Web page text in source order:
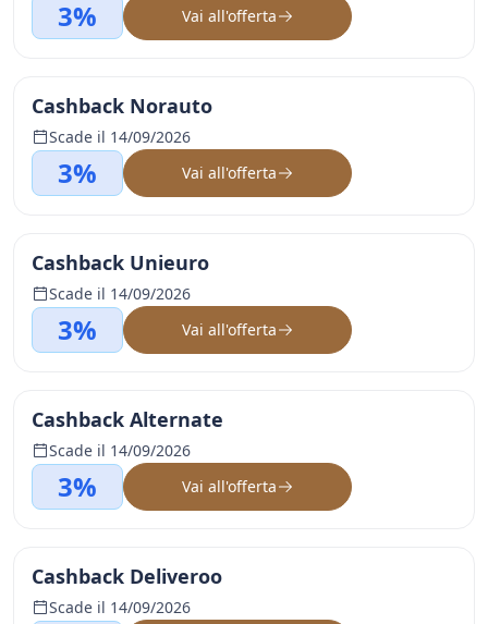
3% Vai all'offerta
Cashback Norauto
Scade il 14/09/2026
3% Vai all'offerta
Cashback Unieuro
Scade il 14/09/2026
3% Vai all'offerta
Cashback Alternate
Scade il 14/09/2026
3% Vai all'offerta
Cashback Deliveroo
Scade il 14/09/2026